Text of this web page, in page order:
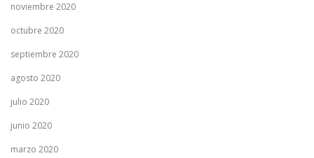
noviembre 2020
octubre 2020
septiembre 2020
agosto 2020
julio 2020
junio 2020
marzo 2020